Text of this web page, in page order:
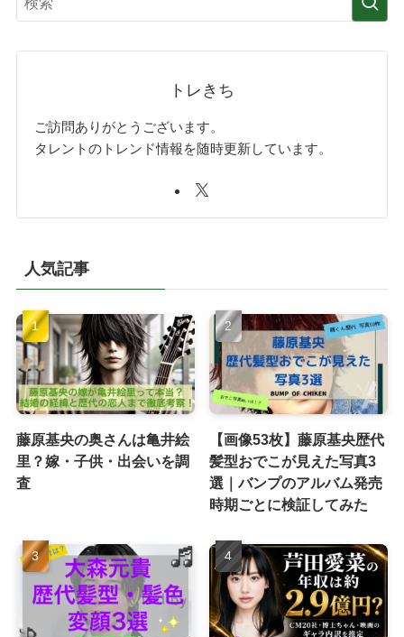
トレきち
ご訪問ありがとうございます。
タレントのトレンド情報を随時更新しています。
人気記事
藤原基央の奥さんは亀井絵
里？嫁・子供・出会いを調
査
【画像53枚】藤原基央歴代
髪型おでこが見えた写真3
選｜バンプのアルバム発売
時期ごとに検証してみた